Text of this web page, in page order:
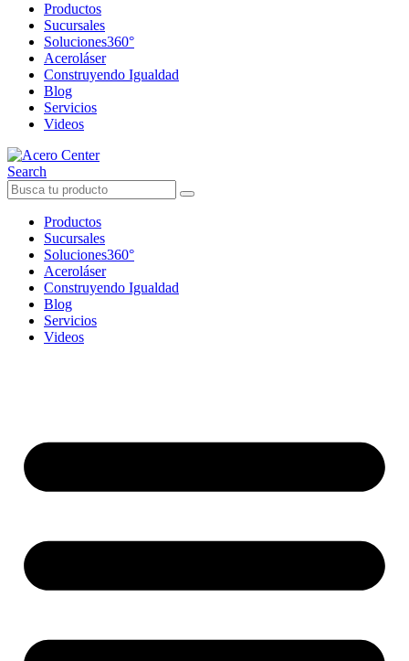
Productos
Sucursales
Soluciones360°
Aceroláser
Construyendo Igualdad
Blog
Servicios
Videos
Search
Productos
Sucursales
Soluciones360°
Aceroláser
Construyendo Igualdad
Blog
Servicios
Videos